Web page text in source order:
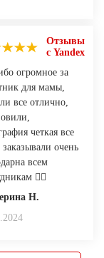
Отзывы
с Yandex
огромное за
для мамы,
все отлично,
четкая все
очень
всем
👍🏻
Н.